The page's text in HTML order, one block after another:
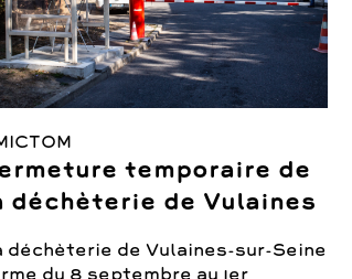
temporaire de
déchèterie de Vulaines
déchèterie de Vulaines-sur-Seine